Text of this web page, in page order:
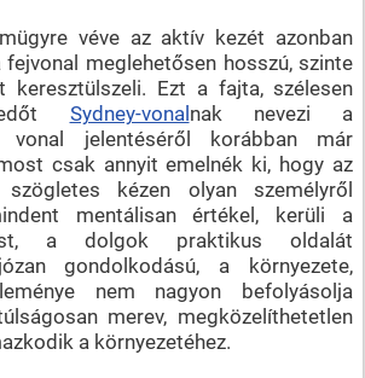
véve az aktív kezét azonban
meglehetősen hosszú, szinte
keresztülszeli. Ezt a fajta, szélesen
Sydney-vonalnak nevezi a
vonal jelentéséről korábban már
csak annyit emelnék ki, hogy az
szögletes kézen olyan személyről
mentálisan értékel, kerüli a
a dolgok praktikus oldalát
gondolkodású, a környezete,
nem nagyon befolyásolja
merev, megközelíthetetlen
a környezetéhez.